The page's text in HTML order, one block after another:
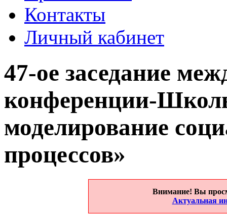
Контакты
Личный кабинет
47-ое заседание
конференции-
моделирование
процессов»
Внимание! Вы
Актуальная